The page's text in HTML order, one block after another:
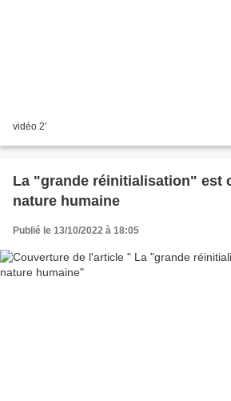
vidéo 2'
La "grande réinitialisation" est
nature humaine
Publié le 13/10/2022 à 18:05